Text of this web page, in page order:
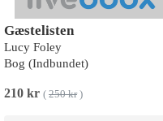
Gæstelisten
Lucy Foley
Bog (Indbundet)
210 kr ( 250 kr)